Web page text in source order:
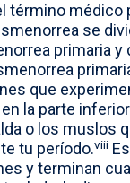
término médico
se
primaria y
que
la parte inferior
o los muslos
tu período.viii
y terminan